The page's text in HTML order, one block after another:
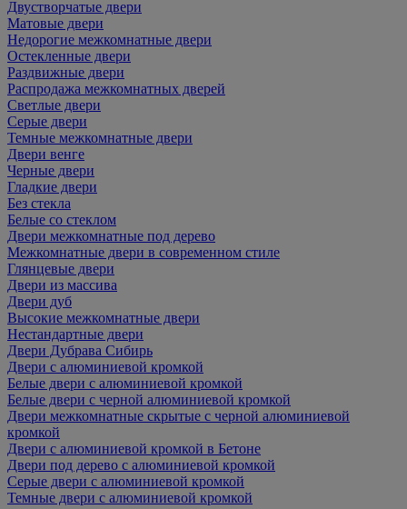
Двустворчатые двери
Матовые двери
Недорогие межкомнатные двери
Остекленные двери
Раздвижные двери
Распродажа межкомнатных дверей
Светлые двери
Серые двери
Темные межкомнатные двери
Двери венге
Черные двери
Гладкие двери
Без стекла
Белые со стеклом
Двери межкомнатные под дерево
Межкомнатные двери в современном стиле
Глянцевые двери
Двери из массива
Двери дуб
Высокие межкомнатные двери
Нестандартные двери
Двери Дубрава Сибирь
Двери с алюминиевой кромкой
Белые двери с алюминиевой кромкой
Белые двери с черной алюминиевой кромкой
Двери межкомнатные скрытые с черной алюминиевой
кромкой
Двери с алюминиевой кромкой в Бетоне
Двери под дерево с алюминиевой кромкой
Серые двери с алюминиевой кромкой
Темные двери с алюминиевой кромкой